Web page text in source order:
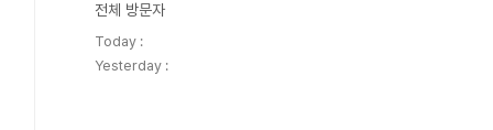
전체 방문자
Today :
Yesterday :